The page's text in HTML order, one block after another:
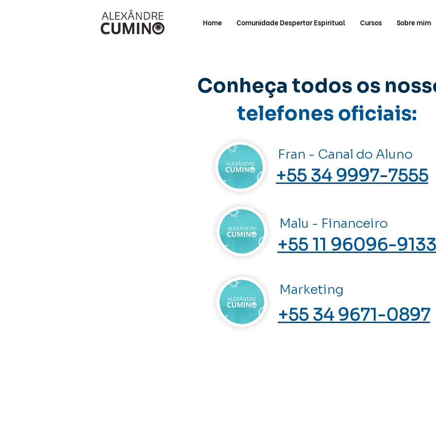
Home Comunidade Despertar Espiritual Cursos Sobre mim
Conheça todos os
telefones oficiais:
Fran - Canal do Aluno
+55 34 9997-7555
Malu - Financeiro
+55 11 96096-9133
Marketing
+55 34 9671-0897